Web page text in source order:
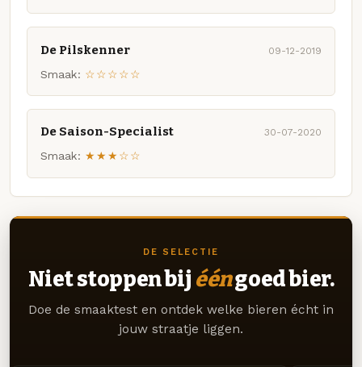
De Pilskenner 09-12-2019
Smaak: ☆☆☆☆☆
De Saison-Specialist 30-07-2020
Smaak: ★★★☆☆
DE SELECTIE
Niet stoppen bij ééngoed bier.
Doe de smaaktest en ontdek welke bieren écht in
jouw straatje liggen.